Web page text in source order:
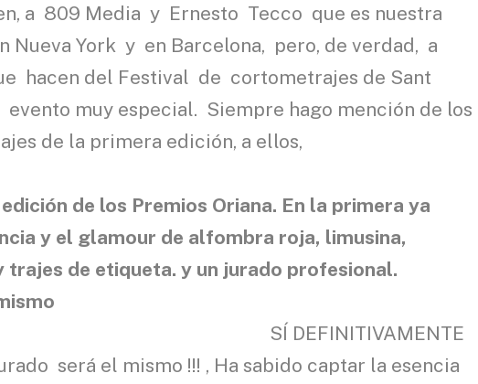
a 809 Media y Ernesto Tecco que es nuestra
Nueva York y en Barcelona, pero, de verdad, a
hacen del Festival de cortometrajes de Sant
muy especial. Siempre hago mención de los
de la primera edición, a ellos,
de los Premios Oriana. En la primera ya
y el glamour de alfombra roja, limusina,
trajes de etiqueta. y un jurado profesional.
SÍ DEFINITIVAMENTE
será el mismo !!! , Ha sabido captar la esencia